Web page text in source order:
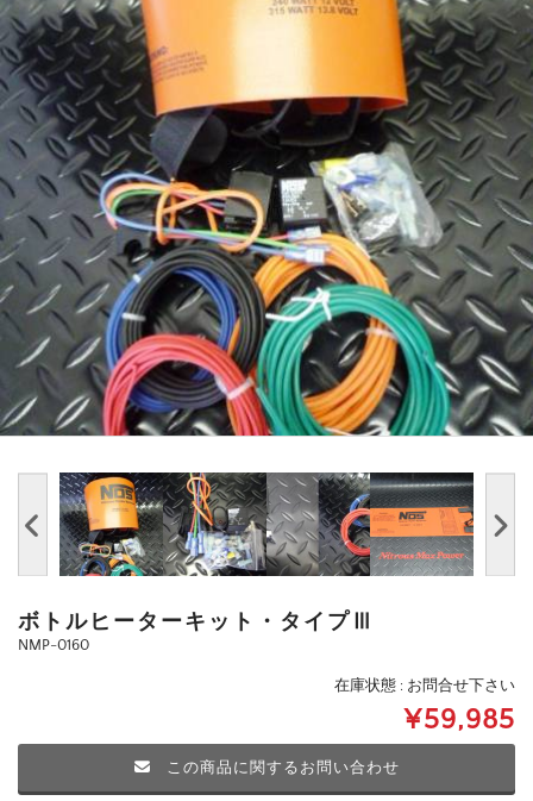
ボトルヒーターキット・タイプⅢ
NMP-0160
在庫状態 : お問合せ下さい
¥59,985
この商品に関するお問い合わせ